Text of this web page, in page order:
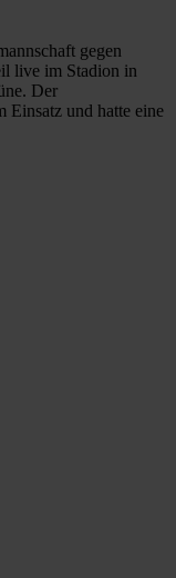
gegen
live im Stadion in
Der
Einsatz und hatte eine